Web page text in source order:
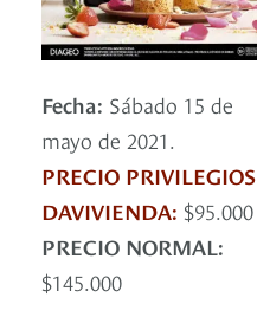
Fecha: Sábado 15 de
mayo de 2021.
PRECIO PRIVILEGIOS
DAVIVIENDA: $95.000
PRECIO NORMAL:
$145.000